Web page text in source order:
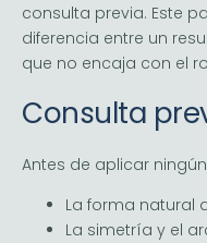
consulta previa. Este
diferencia entre un
que no encaja con el
Consulta
Antes de aplicar
La forma natural
La simetría y el